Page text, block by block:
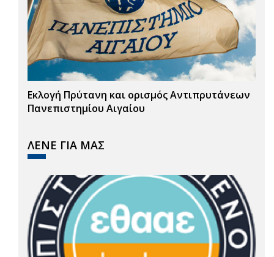
Εκλογή Πρύτανη και ορισμός Αντιπρυτάνεων
Πανεπιστημίου Αιγαίου
ΛΕΝΕ ΓΙΑ ΜΑΣ